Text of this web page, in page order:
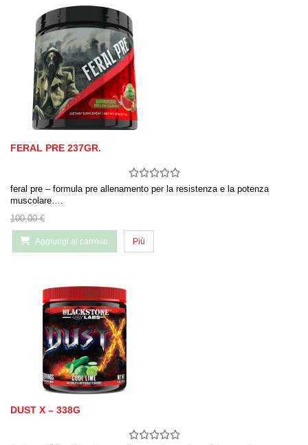
FERAL PRE 237GR.
feral pre – formula pre allenamento per la resistenza e la potenza
muscolare….
100,00 €
Aggiungi al carrello Più
DUST X – 338G